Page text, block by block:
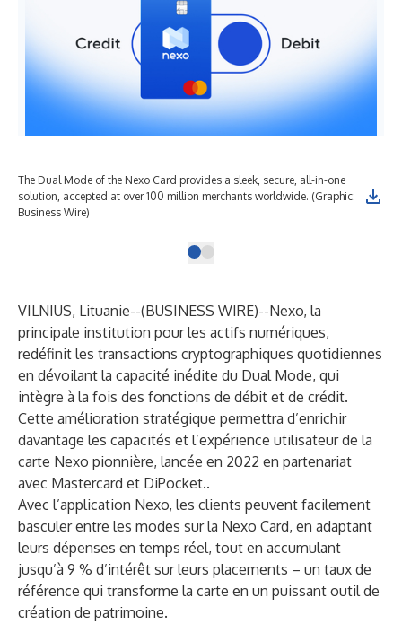
The Dual Mode of the Nexo Card provides a sleek, secure, all-in-one
solution, accepted at over 100 million merchants worldwide. (Graphic:
Business Wire)
VILNIUS, Lituanie--(BUSINESS WIRE)--Nexo, la
principale institution pour les actifs numériques,
redéfinit les transactions cryptographiques quotidiennes
en dévoilant la capacité inédite du Dual Mode, qui
intègre à la fois des fonctions de débit et de crédit.
Cette amélioration stratégique permettra d’enrichir
davantage les capacités et l’expérience utilisateur de la
carte Nexo pionnière, lancée en 2022 en partenariat
avec Mastercard et DiPocket..
Avec l’application Nexo, les clients peuvent facilement
basculer entre les modes sur la Nexo Card, en adaptant
leurs dépenses en temps réel, tout en accumulant
jusqu’à 9 % d’intérêt sur leurs placements – un taux de
référence qui transforme la carte en un puissant outil de
création de patrimoine.